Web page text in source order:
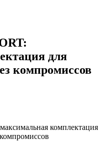
для
компромиссов
комплектация